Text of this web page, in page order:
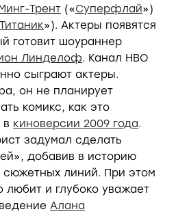
Трент («Суперфлай»)
Титаник»). Актеры появятся
готовит шоураннер
Линделоф. Канал HBO
сыграют актеры.
он не планирует
комикс, как это
в киноверсии 2009 года.
задумал сделать
добавив в историю
линий. При этом
любит и глубоко уважает
Алана